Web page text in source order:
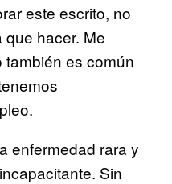
este escrito, no
hacer. Me
es común
enfermedad rara y
Sin